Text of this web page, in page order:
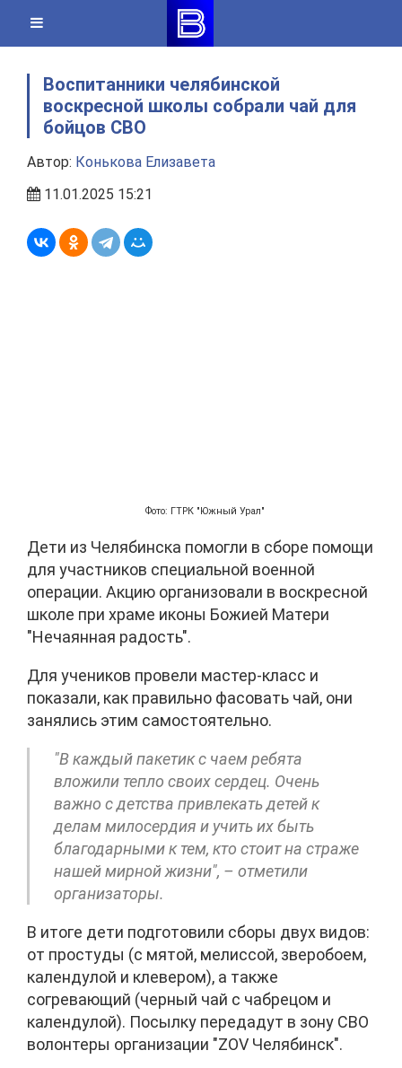
content
Воспитанники челябинской
воскресной школы собрали чай для
бойцов СВО
Автор: Конькова Елизавета
11.01.2025 15:21
Фото: ГТРК "Южный Урал"
Дети из Челябинска помогли в сборе помощи
для участников специальной военной
операции. Акцию организовали в воскресной
школе при храме иконы Божией Матери
"Нечаянная радость".
Для учеников провели мастер-класс и
показали, как правильно фасовать чай, они
занялись этим самостоятельно.
"В каждый пакетик с чаем ребята
вложили тепло своих сердец. Очень
важно с детства привлекать детей к
делам милосердия и учить их быть
благодарными к тем, кто стоит на страже
нашей мирной жизни", – отметили
организаторы.
В итоге дети подготовили сборы двух видов:
от простуды (с мятой, мелиссой, зверобоем,
календулой и клевером), а также
согревающий (черный чай с чабрецом и
календулой). Посылку передадут в зону СВО
волонтеры организации "ZOV Челябинск".